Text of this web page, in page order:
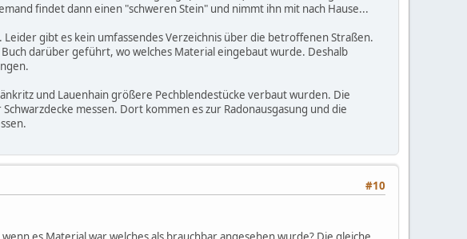
findet dann einen "schweren Stein" und nimmt ihn mit nach Hause...
gibt es kein umfassendes Verzeichnis über die betroffenen Straßen.
darüber geführt, wo welches Material eingebaut wurde. Deshalb
und Lauenhain größere Pechblendestücke verbaut wurden. Die
messen. Dort kommen es zur Radonausgasung und die
#10